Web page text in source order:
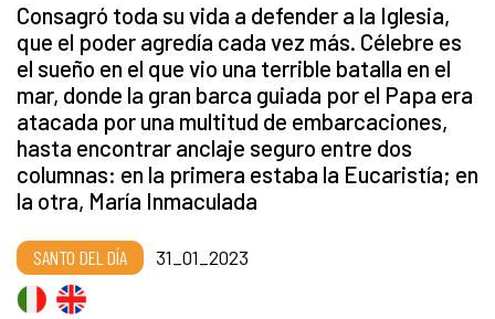
Consagró toda su vida a defender a la Iglesia,
que el poder agredía cada vez más. Célebre es
el sueño en el que vio una terrible batalla en el
mar, donde la gran barca guiada por el Papa era
atacada por una multitud de embarcaciones,
hasta encontrar anclaje seguro entre dos
columnas: en la primera estaba la Eucaristía; en
la otra, María Inmaculada
SANTO DEL DÍA 31_01_2023